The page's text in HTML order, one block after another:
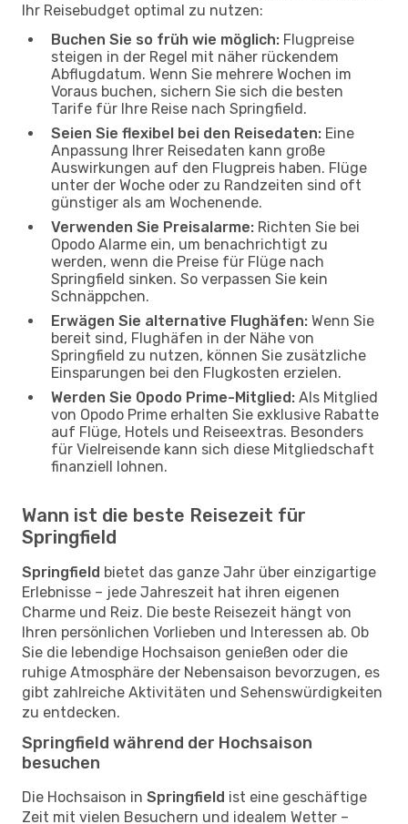
Ihr Reisebudget optimal zu nutzen:
Buchen Sie so früh wie möglich: Flugpreise
steigen in der Regel mit näher rückendem
Abflugdatum. Wenn Sie mehrere Wochen im
Voraus buchen, sichern Sie sich die besten
Tarife für Ihre Reise nach Springfield.
Seien Sie flexibel bei den Reisedaten: Eine
Anpassung Ihrer Reisedaten kann große
Auswirkungen auf den Flugpreis haben. Flüge
unter der Woche oder zu Randzeiten sind oft
günstiger als am Wochenende.
Verwenden Sie Preisalarme: Richten Sie bei
Opodo Alarme ein, um benachrichtigt zu
werden, wenn die Preise für Flüge nach
Springfield sinken. So verpassen Sie kein
Schnäppchen.
Erwägen Sie alternative Flughäfen: Wenn Sie
bereit sind, Flughäfen in der Nähe von
Springfield zu nutzen, können Sie zusätzliche
Einsparungen bei den Flugkosten erzielen.
Werden Sie Opodo Prime-Mitglied: Als Mitglied
von Opodo Prime erhalten Sie exklusive Rabatte
auf Flüge, Hotels und Reiseextras. Besonders
für Vielreisende kann sich diese Mitgliedschaft
finanziell lohnen.
Wann ist die beste Reisezeit für
Springfield
Springfield bietet das ganze Jahr über einzigartige
Erlebnisse – jede Jahreszeit hat ihren eigenen
Charme und Reiz. Die beste Reisezeit hängt von
Ihren persönlichen Vorlieben und Interessen ab. Ob
Sie die lebendige Hochsaison genießen oder die
ruhige Atmosphäre der Nebensaison bevorzugen, es
gibt zahlreiche Aktivitäten und Sehenswürdigkeiten
zu entdecken.
Springfield während der Hochsaison
besuchen
Die Hochsaison in Springfield ist eine geschäftige
Zeit mit vielen Besuchern und idealem Wetter –